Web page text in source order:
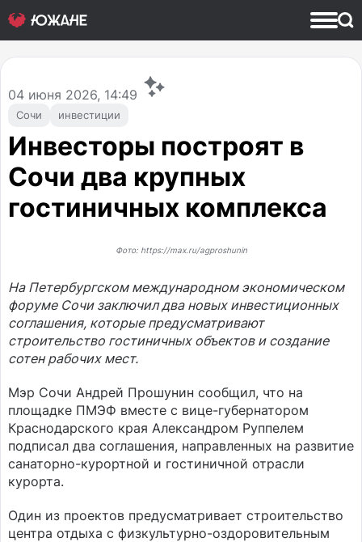
Сочи инвестиции
04 июня 2026, 14:49
Инвесторы построят в
Сочи два крупных
гостиничных комплекса
Фото: https://max.ru/agproshunin
На Петербургском международном экономическом
форуме Сочи заключил два новых инвестиционных
соглашения, которые предусматривают
строительство гостиничных объектов и создание
сотен рабочих мест.
Мэр Сочи Андрей Прошунин сообщил, что на
площадке ПМЭФ вместе с вице-губернатором
Краснодарского края Александром Руппелем
подписал два соглашения, направленных на развитие
санаторно-курортной и гостиничной отрасли
курорта.
Один из проектов предусматривает строительство
центра отдыха с физкультурно-оздоровительным